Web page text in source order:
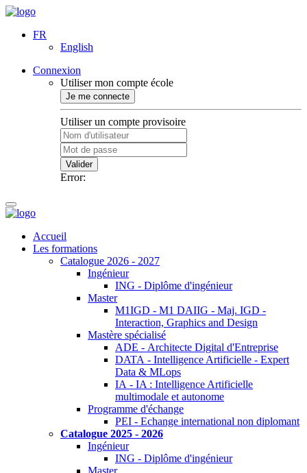
FR
English
Connexion
Utiliser mon compte école
Je me connecte
Utiliser un compte provisoire
Valider
Error:
Accueil
Les formations
Catalogue 2026 - 2027
Ingénieur
ING - Diplôme d'ingénieur
Master
M1IGD - M1 DAIIG - Maj. IGD -
Interaction, Graphics and Design
Mastère spécialisé
ADE - Architecte Digital d'Entreprise
DATA - Intelligence Artificielle - Expert
Data & MLops
IA - IA : Intelligence Artificielle
multimodale et autonome
Programme d'échange
PEI - Echange international non diplomant
Catalogue 2025 - 2026
Ingénieur
ING - Diplôme d'ingénieur
Master